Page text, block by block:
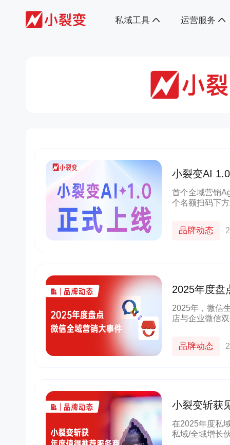
私域工具 运营服务
小裂变AI
首个全域营销
个名额扫码下
品牌动态
2025年度盘
2025年，微信
店与企业微信
品牌动态
小裂变斩获
在2025年度私
私域/全域增长